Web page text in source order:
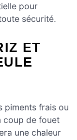
pour
sécurité.
ET
piments frais ou
coup de fouet
une chaleur